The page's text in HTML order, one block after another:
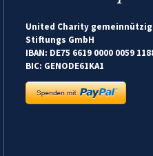
United Charity
Stiftungs GmbH
IBAN: DE75 6619 0000 0059
BIC: GENODE61KA1